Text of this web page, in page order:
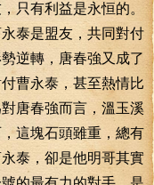
有利益是永恒的。
是盟友，共同對付
逆轉，唐春強又成了
曹永泰，甚至熱情比
唐春強而言，溫玉溪
這塊石頭雖重，總有
泰，卻是他明哥其實